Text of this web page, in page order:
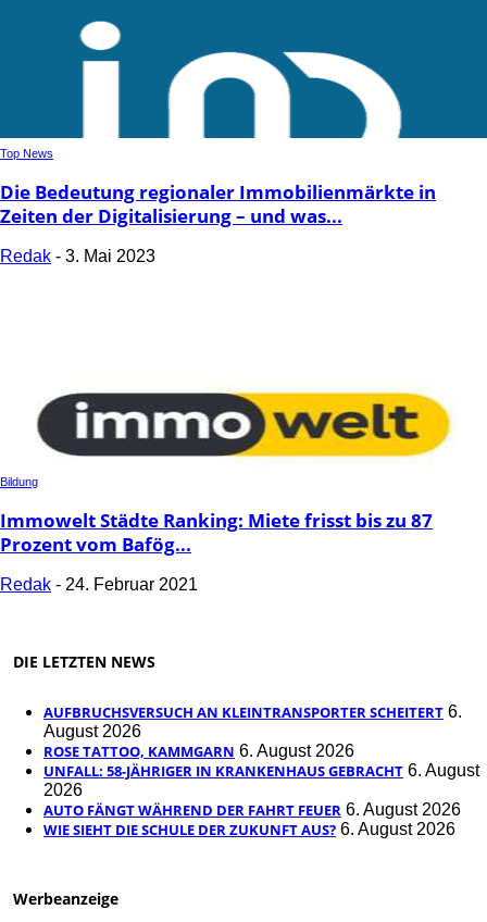
Top News
Die Bedeutung regionaler Immobilienmärkte in
Zeiten der Digitalisierung – und was...
Redak - 3. Mai 2023
Bildung
Immowelt Städte Ranking: Miete frisst bis zu 87
Prozent vom Bafög...
Redak - 24. Februar 2021
DIE LETZTEN NEWS
AUFBRUCHSVERSUCH AN KLEINTRANSPORTER SCHEITERT 6.
August 2026
ROSE TATTOO, KAMMGARN 6. August 2026
UNFALL: 58-JÄHRIGER IN KRANKENHAUS GEBRACHT 6. August
2026
AUTO FÄNGT WÄHREND DER FAHRT FEUER 6. August 2026
WIE SIEHT DIE SCHULE DER ZUKUNFT AUS? 6. August 2026
Werbeanzeige